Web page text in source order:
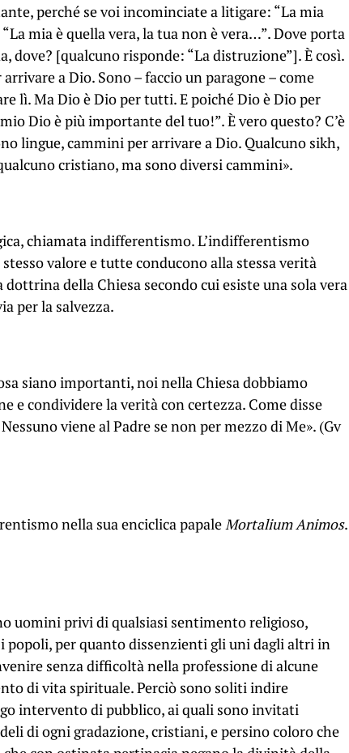
perché se voi incominciate a litigare: “La mia
mia è quella vera, la tua non è vera…”. Dove porta
dove? [qualcuno risponde: “La distruzione”]. È così.
a Dio. Sono – faccio un paragone – come
lì. Ma Dio è Dio per tutti. E poiché Dio è Dio per
Dio è più importante del tuo!”. È vero questo? C’è
lingue, cammini per arrivare a Dio. Qualcuno sikh,
cristiano, ma sono diversi cammini».
chiamata indifferentismo. L’indifferentismo
valore e tutte conducono alla stessa verità
della Chiesa secondo cui esiste una sola vera
per la salvezza.
siano importanti, noi nella Chiesa dobbiamo
e condividere la verità con certezza. Come disse
viene al Padre se non per mezzo di Me». (Gv
nella sua enciclica papaleMortalium Animos.
uomini privi di qualsiasi sentimento religioso,
popoli, per quanto dissenzienti gli uni dagli altri in
senza difficoltà nella professione di alcune
di vita spirituale. Perciò sono soliti indire
intervento di pubblico, ai quali sono invitati
di ogni gradazione, cristiani, e persino coloro che